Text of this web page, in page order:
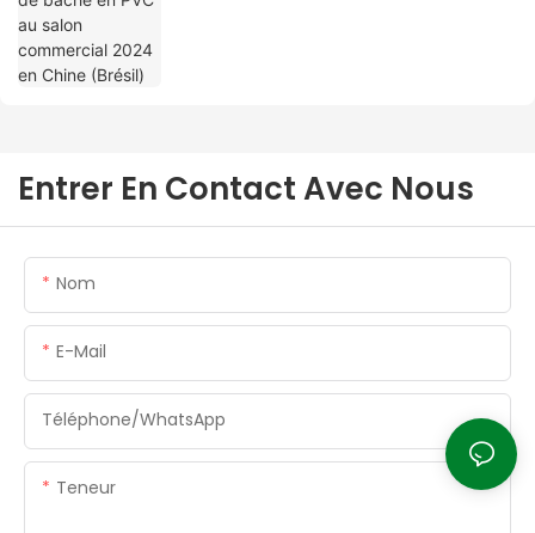
Entrer En Contact Avec Nous
Nom
E-Mail
Téléphone/WhatsApp
Teneur